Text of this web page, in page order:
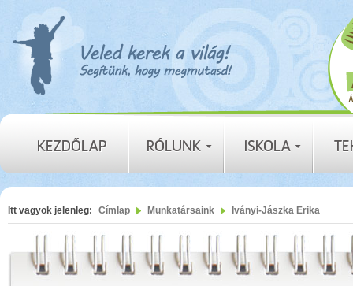
Itt vagyok jelenleg: Címlap Munkatársaink Iványi-Jászka Erika